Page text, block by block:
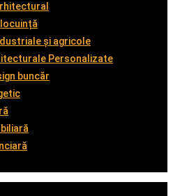
și agricole
Personalizate
buncăr